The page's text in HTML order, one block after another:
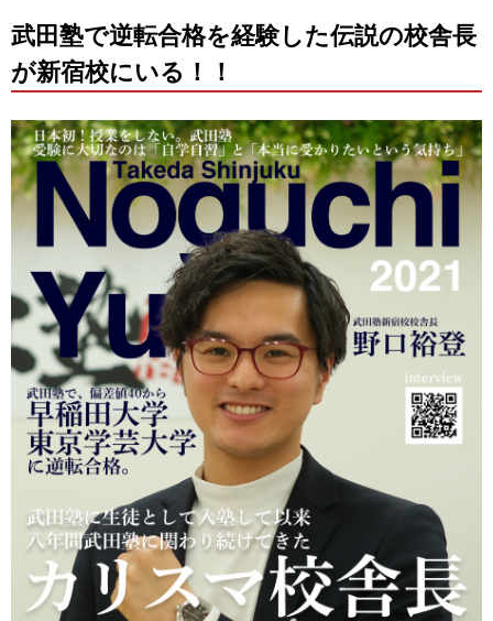
武田塾で逆転合格を経験した伝説の校舎長
が新宿校にいる！！